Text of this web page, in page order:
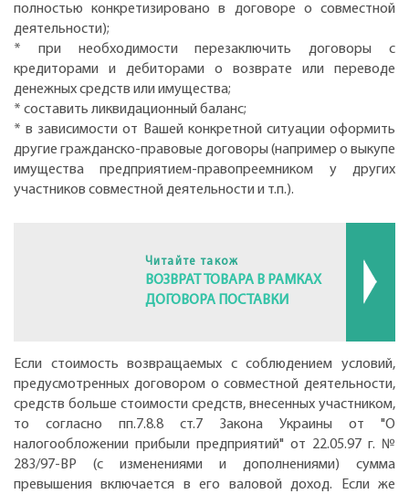
полностью конкретизировано в договоре о совместной
деятельности);
* при необходимости перезаключить договоры с
кредиторами и дебиторами о возврате или переводе
денежных средств или имущества;
* составить ликвидационный баланс;
* в зависимости от Вашей конкретной ситуации оформить
другие гражданско-правовые договоры (например о выкупе
имущества предприятием-правопреемником у других
участников совместной деятельности и т.п.).
Читайте також
ВОЗВРАТ ТОВАРА В РАМКАХ
ДОГОВОРА ПОСТАВКИ
Если стоимость возвращаемых с соблюдением условий,
предусмотренных договором о совместной деятельности,
средств больше стоимости средств, внесенных участником,
то согласно пп.7.8.8 ст.7 Закона Украины от "О
налогообложении прибыли предприятий" от 22.05.97 г. №
283/97-ВР (с изменениями и дополнениями) сумма
превышения включается в его валовой доход. Если же